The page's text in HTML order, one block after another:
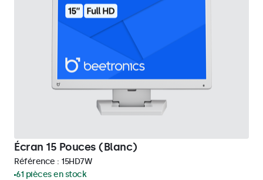
Écran 15 Pouces (Blanc)
Référence : 15HD7W
61 pièces en stock